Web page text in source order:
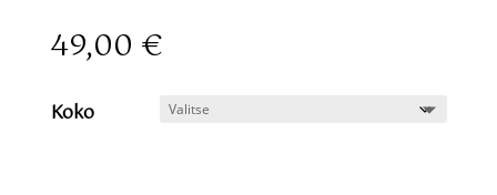
49,00 €
Koko